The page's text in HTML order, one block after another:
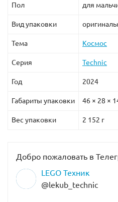
Пол для
Вид упаковки
Тема Космос
Серия Technic
Год 2024
Габариты упаковки 46 × 28 ×
Вес упаковки 2 152 г
Добро пожаловать в
LEGO Техник
@lekub_technic